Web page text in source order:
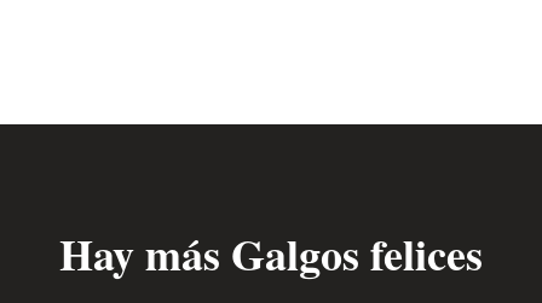
Hay más Galgos felices